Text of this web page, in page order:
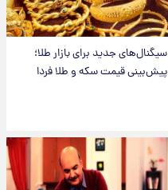
سیگنال‌های جدید برای بازار طلا؛
پیش‌بینی قیمت سکه و طلا فردا